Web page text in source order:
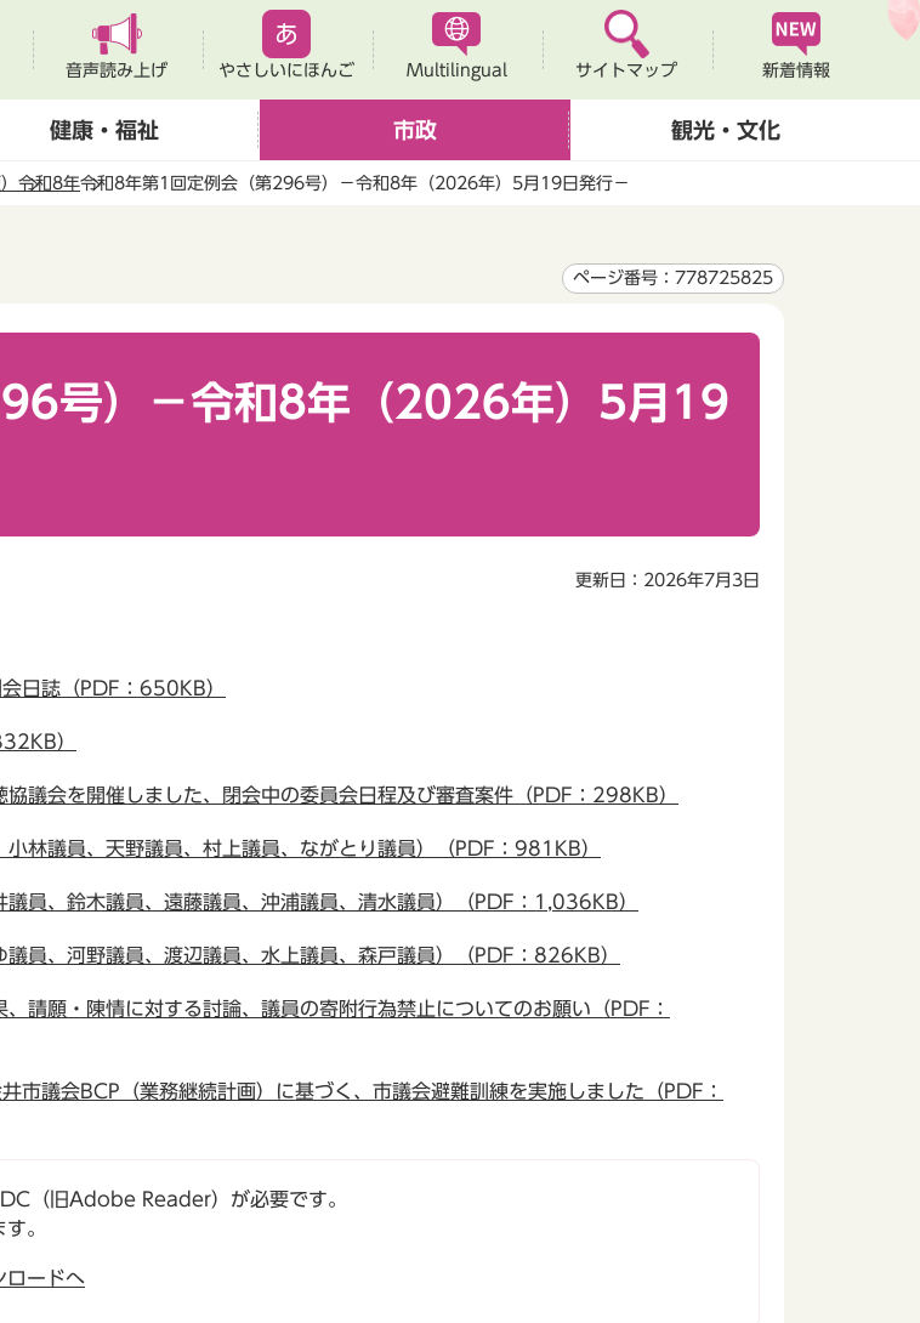
音声読み上げ やさしいにほんご Multilingual サイトマップ 新着情報
健康・福祉 市政 観光・文化
令和8年令和8年第1回定例会（第296号）－令和8年（2026年）5月19日発行－
ページ番号：778725825
号）－令和8年（2026年）5月19
更新日：2026年7月3日
日誌（PDF：650KB）
）
会を開催しました、閉会中の委員会日程及び審査案件（PDF：298KB）
議員、天野議員、村上議員、ながとり議員）（PDF：981KB）
、鈴木議員、遠藤議員、沖浦議員、清水議員）（PDF：1,036KB）
、河野議員、渡辺議員、水上議員、森戸議員）（PDF：826KB）
願・陳情に対する討論、議員の寄附行為禁止についてのお願い（PDF：
議会BCP（業務継続計画）に基づく、市議会避難訓練を実施しました（PDF：
（旧Adobe Reader）が必要です。
。
ードへ